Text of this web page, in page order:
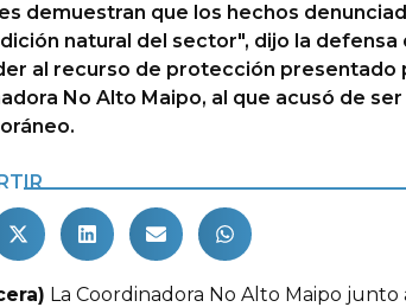
demuestran que los hechos
natural del sector", dijo la defensa
al recurso de protección presentado
No Alto Maipo, al que acusó de ser
La Coordinadora No Alto Maipo junto